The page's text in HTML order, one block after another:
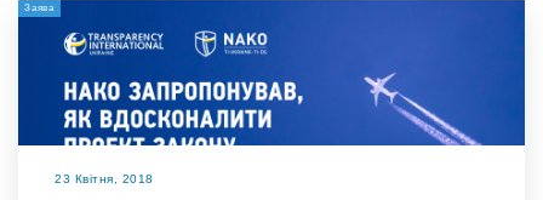
Заява
23 Квітня, 2018